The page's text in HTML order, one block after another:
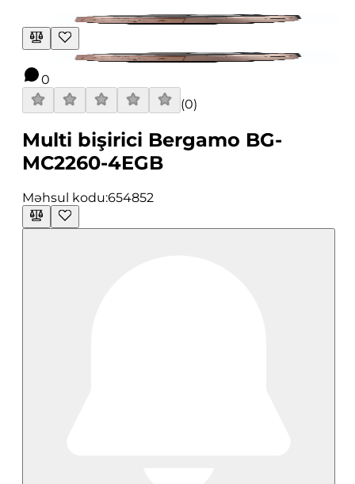
0
(0)
Multi bişirici Bergamo BG-
MC2260-4EGB
Məhsul kodu:654852